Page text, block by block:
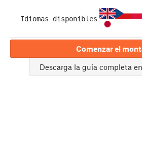
Idiomas disponibles
Comenzar el
Descarga la guía completa